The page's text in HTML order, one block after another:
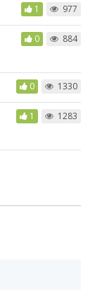
1 977
0 884
0 1330
1 1283